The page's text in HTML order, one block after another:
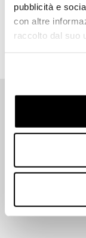
pubblicità e
con altre
raccolto dal suo
ISCRIVITI